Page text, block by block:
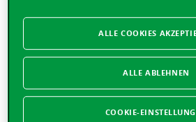
Allgemeine
2019 ALLE ABLEHNEN
ALLE COOKIES
COOKIE-